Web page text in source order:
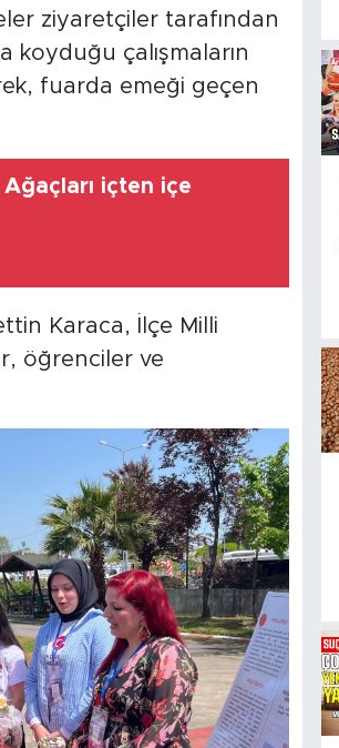
ziyaretçiler tarafından
koyduğu çalışmaların
fuarda emeği geçen
Ağaçları içten içe
Karaca, İlçe Milli
öğrenciler ve